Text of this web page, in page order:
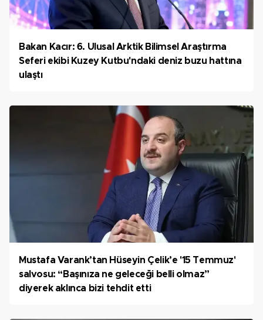
Bakan Kacır: 6. Ulusal Arktik Bilimsel Araştırma
Seferi ekibi Kuzey Kutbu'ndaki deniz buzu hattına
ulaştı
Mustafa Varank’tan Hüseyin Çelik’e '15 Temmuz'
salvosu: “Başınıza ne geleceği belli olmaz”
diyerek aklınca bizi tehdit etti